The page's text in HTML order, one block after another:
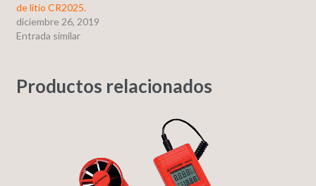
de litio CR2025.
diciembre 26, 2019
Entrada similar
Productos relacionados